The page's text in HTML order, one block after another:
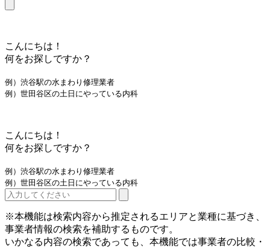
こんにちは！
何をお探しですか？
例）渋谷駅の水まわり修理業者
例）世田谷区の土日にやっている内科
こんにちは！
何をお探しですか？
例）渋谷駅の水まわり修理業者
例）世田谷区の土日にやっている内科
※本機能は検索内容から推定されるエリアと業種に基づき、
事業者情報の検索を補助するものです。
いかなる内容の検索であっても、本機能では事業者の比較・